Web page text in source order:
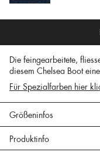
Die feingearbeitete,
diesem Chelsea Boot
Für Spezialfarben hier
Größeninfos
Produktinfo